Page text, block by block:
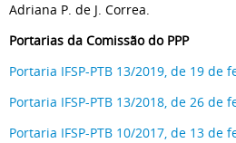
Adriana P. de J. Correa.
Portarias da Comissão do PPP
Portaria IFSP-PTB 13/2019, de 19 de
Portaria IFSP-PTB 13/2018, de 26 de
Portaria IFSP-PTB 10/2017, de 13 de